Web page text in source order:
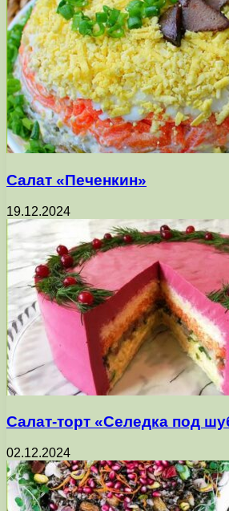
Салат «Печенкин»
19.12.2024
Салат-торт «Селедка под
02.12.2024